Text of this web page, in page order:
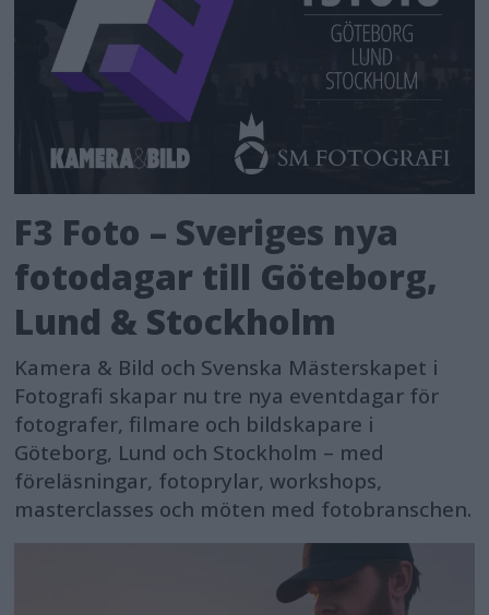
F3 Foto – Sveriges nya
fotodagar till Göteborg,
Lund & Stockholm
Kamera & Bild och Svenska Mästerskapet i
Fotografi skapar nu tre nya eventdagar för
fotografer, filmare och bildskapare i
Göteborg, Lund och Stockholm – med
föreläsningar, fotoprylar, workshops,
masterclasses och möten med fotobranschen.